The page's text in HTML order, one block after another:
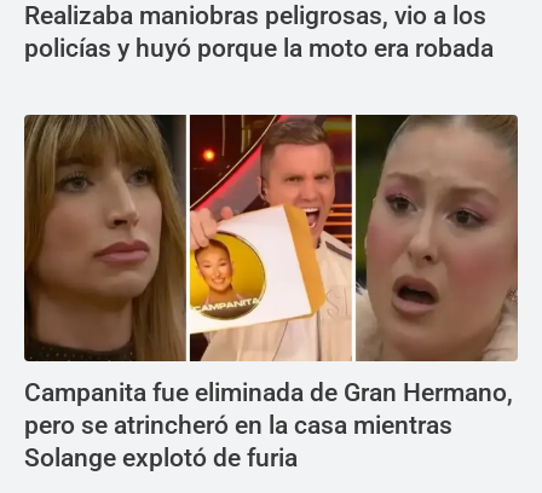
Realizaba maniobras peligrosas, vio a los
policías y huyó porque la moto era robada
Campanita fue eliminada de Gran Hermano,
pero se atrincheró en la casa mientras
Solange explotó de furia